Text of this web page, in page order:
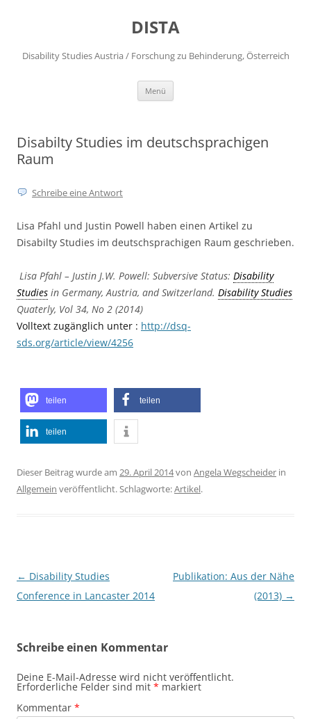
DISTA
Disability Studies Austria / Forschung zu Behinderung, Österreich
Menü
Disabilty Studies im deutschsprachigen
Raum
Schreibe eine Antwort
Lisa Pfahl und Justin Powell haben einen Artikel zu
Disabilty Studies im deutschsprachigen Raum geschrieben.
Lisa Pfahl – Justin J.W. Powell: Subversive Status: Disability
Studies in Germany, Austria, and Switzerland. Disability Studies
Quaterly, Vol 34, No 2 (2014)
Volltext zugänglich unter : http://dsq-
sds.org/article/view/4256
teilen teilen
teilen
Dieser Beitrag wurde am 29. April 2014von Angela Wegscheider in
Allgemein veröffentlicht. Schlagworte:Artikel.
Beitragsnavigation
← Disability Studies
Conference in Lancaster 2014
Publikation: Aus der Nähe
(2013) →
Schreibe einen Kommentar
Deine E-Mail-Adresse wird nicht veröffentlicht.
Erforderliche Felder sind mit * markiert
Kommentar *